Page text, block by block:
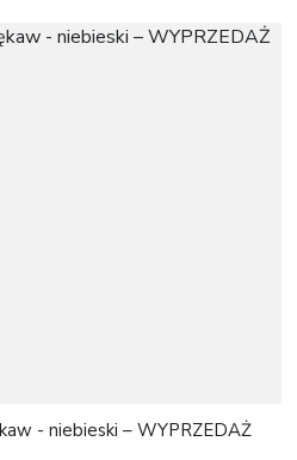
- niebieski – WYPRZEDAŻ